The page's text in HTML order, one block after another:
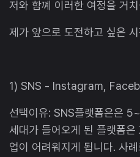
저와 함꼐 이러한 여정을 거
제가 앞으로 도전하고 싶은
1) SNS - Instagram,
선택이유: SNS플랫폼은은
세대가 들어오게 된 플랫폼
업이 어려워지게 됩니다. 사